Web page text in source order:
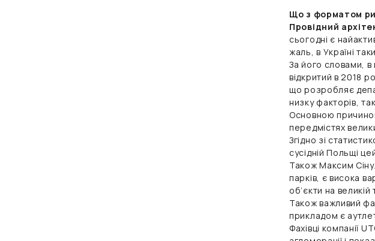
Що з форматом
Провідний
сьогодні є
жаль, в Україні
За його словами, в
відкритий в 2018
що розробляє
низку факторів,
Основною
передмістях
Згідно зі
сусідній Польщі
Також Максим
парків, є висока
об’єкти на
Також важливий
прикладом є
Фахівці компанії